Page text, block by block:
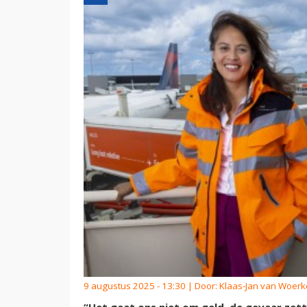
9 augustus 2025 - 13:30 | Door: Klaas-Jan van